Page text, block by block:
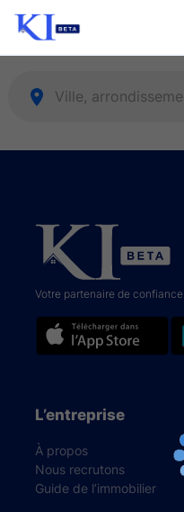
Votre partenaire de confiance.
L’entreprise
À propos
Nous recrutons
Guide de l’immobilier